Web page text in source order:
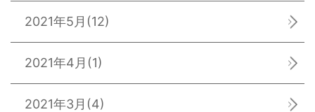
2021年5月 (12)
2021年4月 (1)
2021年3月 (4)